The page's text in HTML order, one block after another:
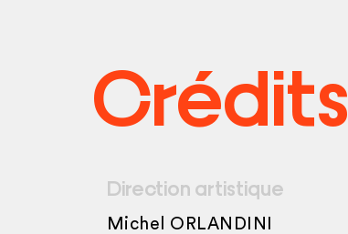
Crédits
Direction artistique
Michel ORLANDINI